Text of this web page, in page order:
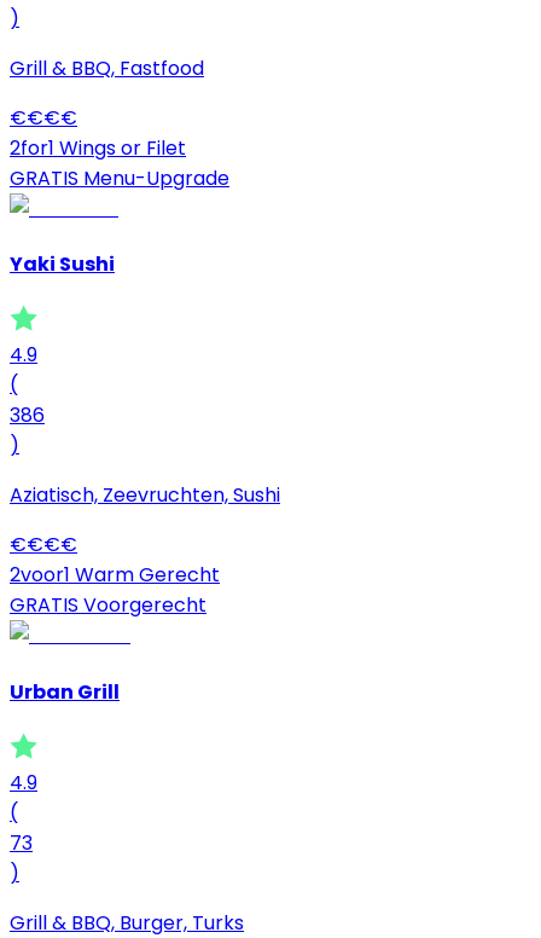
)
Grill & BBQ, Fastfood
€€€€
2for1 Wings or Filet
GRATIS Menu-Upgrade
Yaki Sushi
4.9
(
386
)
Aziatisch, Zeevruchten, Sushi
€€€€
2voor1 Warm Gerecht
GRATIS Voorgerecht
Urban Grill
4.9
(
73
)
Grill & BBQ, Burger, Turks